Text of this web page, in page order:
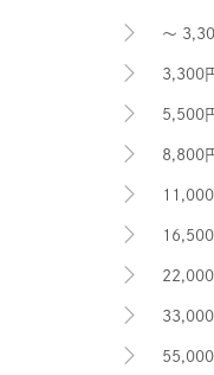
～
3,300
5,500
8,800